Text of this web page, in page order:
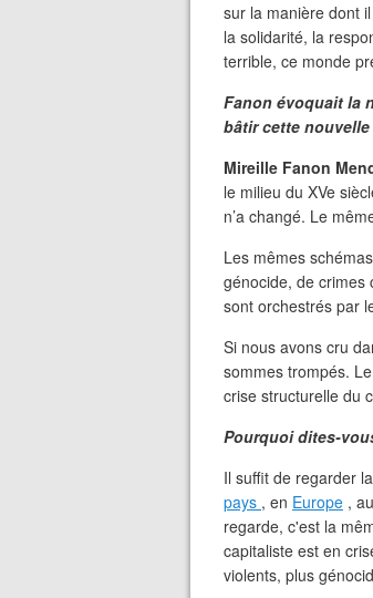
sur la manière dont
la solidarité, la
terrible, ce monde
Fanon évoquait la
bâtir cette
Mireille Fanon
le milieu du XVe
n’a changé. Le
Les mêmes
génocide, de crimes
sont orchestrés par
Si nous avons cru
sommes trompés.
crise structurelle du
Pourquoi dites-
Il suffit de regarder
pays , en Europe ,
regarde, c'est la
capitaliste est en
violents, plus